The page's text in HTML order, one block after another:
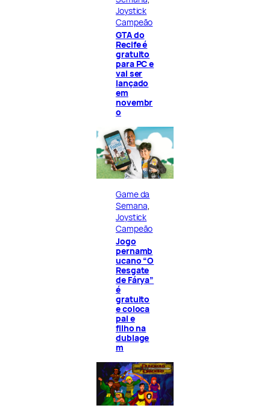
Joystick
Campeão
GTA do
Recife é
gratuito
para PC e
vai ser
lançado
em
novembr
o
Game da
Semana
Joystick
Campeão
Jogo
pernamb
ucano “O
Resgate
de Fárya”
é
gratuito
e coloca
pai e
filho na
dublage
m